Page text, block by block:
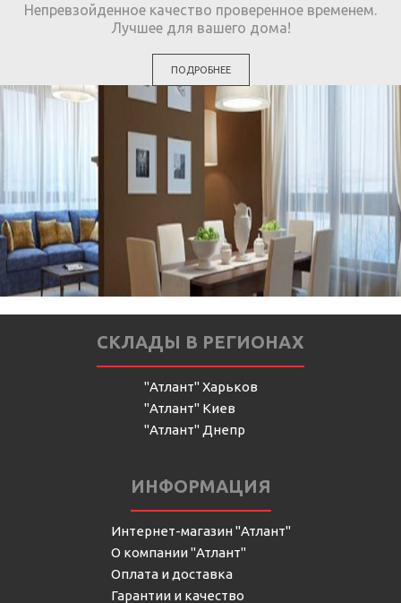
Непревзойденное качество проверенное временем.
Лучшее для вашего дома!
ПОДРОБНЕЕ
СКЛАДЫ В РЕГИОНАХ
"Атлант" Харьков
"Атлант" Киев
"Атлант" Днепр
ИНФОРМАЦИЯ
Интернет-магазин "Атлант"
О компании "Атлант"
Оплата и доставка
Гарантии и качество